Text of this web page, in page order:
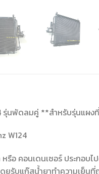
รุ่นพัดลมคู่ **สำหรับรุ่นแ
W124
รือ คอนเดนเซอร์ ประกอบ
ยรับแก๊สน้ำยาทำความเย็น